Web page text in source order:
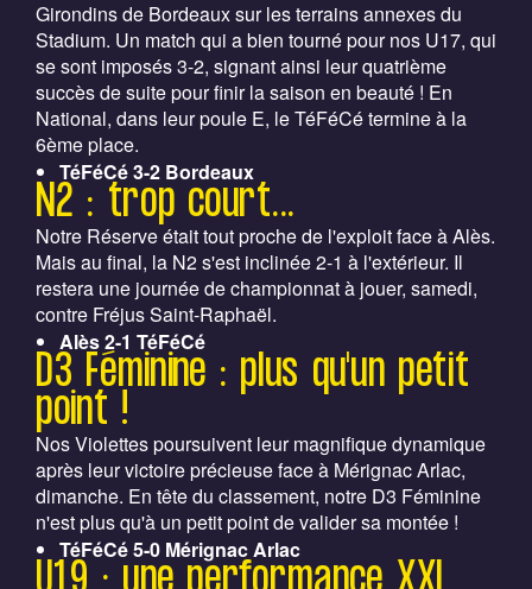
Girondins de Bordeaux sur les terrains annexes du
Stadium. Un match qui a bien tourné pour nos U17, qui
se sont imposés 3-2, signant ainsi leur quatrième
succès de suite pour finir la saison en beauté ! En
National, dans leur poule E, le TéFéCé termine à la
6ème place.
TéFéCé 3-2 Bordeaux
N2 : trop court...
Notre Réserve était tout proche de l'exploit face à Alès.
Mais au final, la N2 s'est inclinée 2-1 à l'extérieur. Il
restera une journée de championnat à jouer, samedi,
contre Fréjus Saint-Raphaël.
Alès 2-1 TéFéCé
D3 Féminine : plus qu'un petit
point !
Nos Violettes poursuivent leur magnifique dynamique
après leur victoire précieuse face à Mérignac Arlac,
dimanche. En tête du classement, notre D3 Féminine
n'est plus qu'à un petit point de valider sa montée !
TéFéCé 5-0 Mérignac Arlac